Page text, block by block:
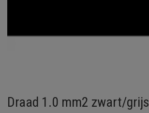
Draad 1.0 mm2 zwart/grijs